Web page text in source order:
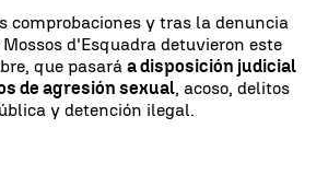
comprobaciones y tras la denuncia
d'Esquadra detuvieron este
que pasará a disposición judicial
de agresión sexual, acoso, delitos
y detención ilegal.